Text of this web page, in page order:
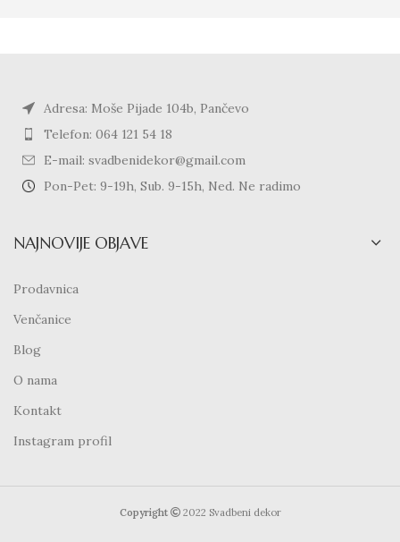
Adresa: Moše Pijade 104b, Pančevo
Telefon: 064 121 54 18
E-mail: svadbenidekor@gmail.com
Pon-Pet: 9-19h, Sub. 9-15h, Ned. Ne radimo
NAJNOVIJE OBJAVE
Prodavnica
Venčanice
Blog
O nama
Kontakt
Instagram profil
Copyright 2022 Svadbeni dekor